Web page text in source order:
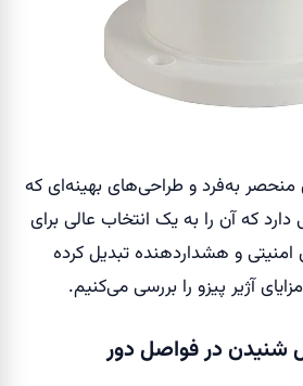
منحصر به‌فرد و طراحی‌های بهینه‌ای که
دارد که آن را به یک انتخاب عالی برای
و هشداردهنده تبدیل کرده
آژیر پیزو را بررسی می‌کنیم.